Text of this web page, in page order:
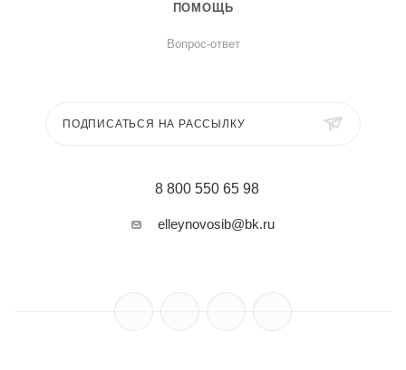
ПОМОЩЬ
Вопрос-ответ
ПОДПИСАТЬСЯ НА РАССЫЛКУ
8 800 550 65 98
elleynovosib@bk.ru